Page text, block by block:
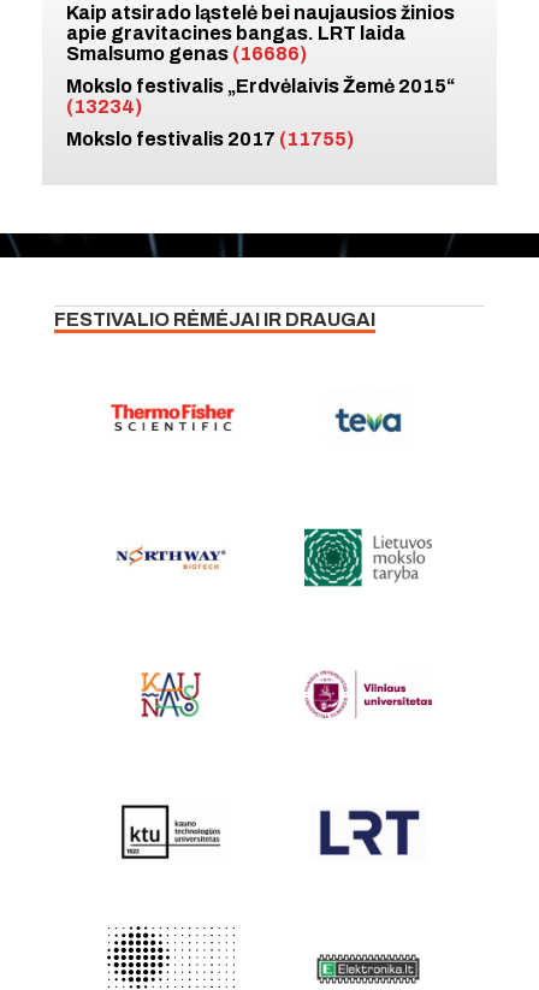
Kaip atsirado ląstelė bei naujausios žinios
apie gravitacines bangas. LRT laida
Smalsumo genas (16686)
Mokslo festivalis „Erdvėlaivis Žemė 2015“
(13234)
Mokslo festivalis 2017 (11755)
FESTIVALIO RĖMĖJAI IR DRAUGAI